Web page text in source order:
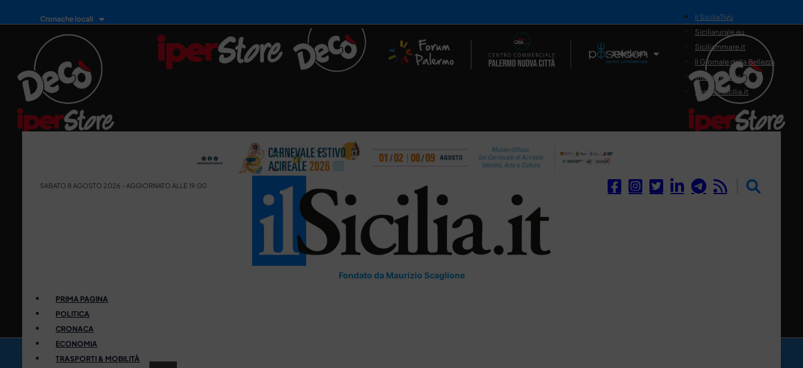
Cronache locali
Il Network
il SiciliaTivù
Siciliarurale.eu
Siciliammare.it
Il Giornale della Bellezza
Siciliamedica.it
Sanitainsicilia.it
SABATO 8 AGOSTO 2026 - AGGIORNATO ALLE 19:00
Fondato da Maurizio Scaglione
PRIMA PAGINA
POLITICA
CRONACA
ECONOMIA
TRASPORTI & MOBILITÀ